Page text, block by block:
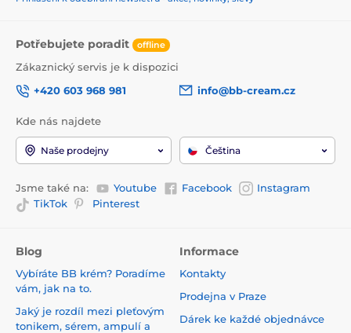
Potřebujete poradit offline
Zákaznický servis je k dispozici
+420 603 968 981
info@bb-cream.cz
Kde nás najdete
Naše prodejny Čeština
Jsme také na: Youtube Facebook
Instagram
TikTok
Pinterest
Blog
Vybíráte BB krém? Poradíme
vám, jak na to.
Jaký je rozdíl mezi pleťovým
tonikem, sérem, ampulí a
Informace
Kontakty
Prodejna v Praze
Dárek ke každé objednávce